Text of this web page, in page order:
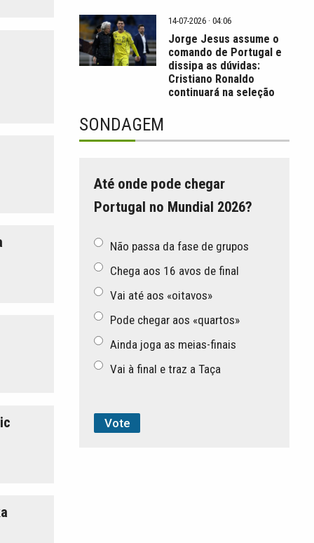
14-07-2026 · 04:06
Jorge Jesus assume o
comando de Portugal e
dissipa as dúvidas:
Cristiano Ronaldo
continuará na seleção
SONDAGEM
Até onde pode chegar
Portugal no Mundial 2026?
Não passa da fase de grupos
Chega aos 16 avos de final
Vai até aos «oitavos»
Pode chegar aos «quartos»
Ainda joga as meias-finais
Vai à final e traz a Taça